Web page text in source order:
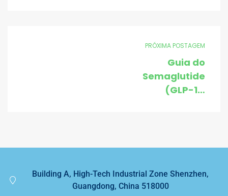
PRÓXIMA POSTAGEM
Guia do
Semaglutide
(GLP-1):
de compra
Building A, High-Tech Industrial Zone Shenzhen,
Guangdong, China 518000